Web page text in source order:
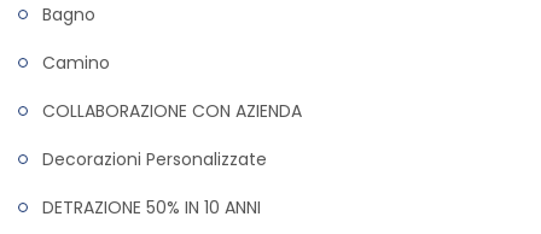
Bagno
Camino
COLLABORAZIONE CON AZIENDA
Decorazioni Personalizzate
DETRAZIONE 50% IN 10 ANNI